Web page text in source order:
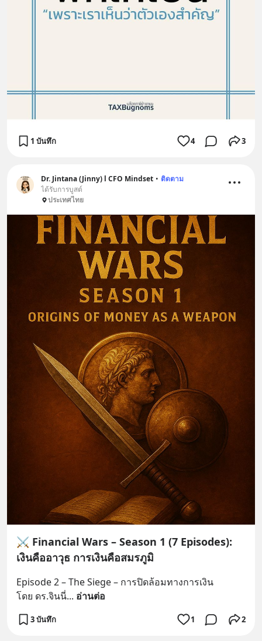
1 บันทึก 4 3
Dr. Jintana (Jinny) l CFO Mindset • ติดตาม
ได้รับการบูสต์
ประเทศไทย
⚔️ Financial Wars – Season 1 (7 Episodes):
เงินคืออาวุธ การเงินคือสมรภูมิ
Episode 2 – The Siege – การปิดล้อมทางการเงิน
โดย ดร.จินนี่... อ่านต่อ
3 บันทึก 1 2